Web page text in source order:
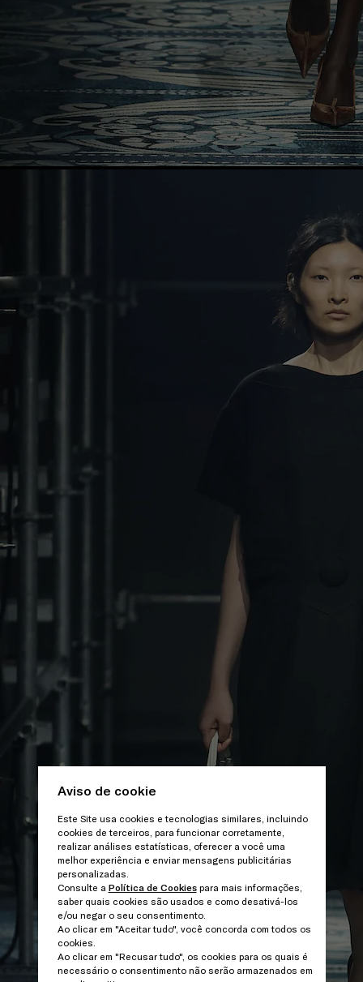
Aviso de cookie
Este Site usa cookies e tecnologias similares, incluindo
cookies de terceiros, para funcionar corretamente,
realizar análises estatísticas, oferecer a você uma
melhor experiência e enviar mensagens publicitárias
personalizadas.
Consulte a Política de Cookiespara mais informações,
saber quais cookies são usados e como desativá-los
e/ou negar o seu consentimento.
Ao clicar em "Aceitar tudo", você concorda com todos os
cookies.
Ao clicar em "Recusar tudo", os cookies para os quais é
necessário o consentimento não serão armazenados em